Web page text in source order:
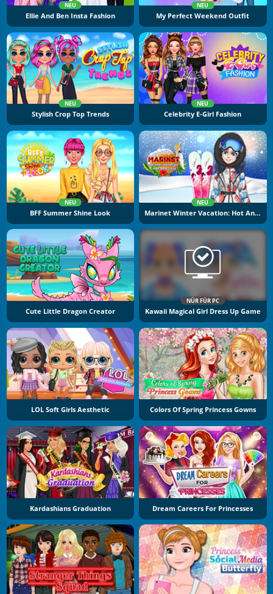
NEU
Ellie And Ben Insta Fashion
NEU
My Perfect Weekend Outfit
NEU
Stylish Crop Top Trends
NEU
Celebrity E-Girl Fashion
NEU
BFF Summer Shine Look
NEU
Marinet Winter Vacation: Hot And Cold
Cute Little Dragon Creator
NÜR FÜR PC
Kawaii Magical Girl Dress Up Game
LOL Soft Girls Aesthetic Colors Of Spring Princess Gowns
Kardashians Graduation Dream Careers For Princesses